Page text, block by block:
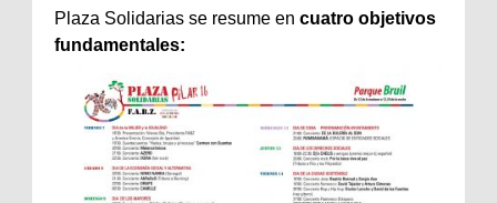
Plaza Solidarias se resume en cuatro objetivos
fundamentales: